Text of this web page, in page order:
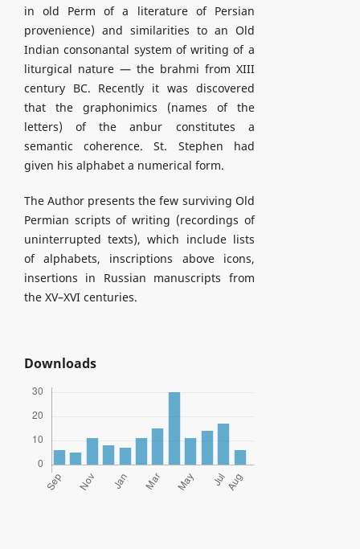
in old Perm of a literature of Persian
provenience) and similarities to an Old
Indian consonantal system of writing of a
liturgical nature — the brahmi from XIII
century BC. Recently it was discovered
that the graphonimics (names of the
letters) of the anbur constitutes a
semantic coherence. St. Stephen had
given his alphabet a numerical form.
The Author presents the few surviving Old
Permian scripts of writing (recordings of
uninterrupted texts), which include lists
of alphabets, inscriptions above icons,
insertions in Russian manuscripts from
the XV–XVI centuries.
Downloads